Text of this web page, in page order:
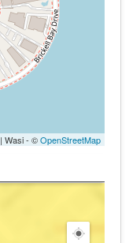
| Wasi - ©OpenStreetMap